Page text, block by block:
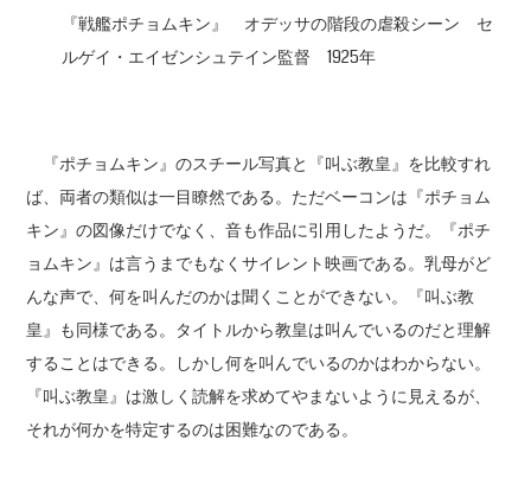
『戦艦ポチョムキン』 オデッサの階段の虐殺シーン セ
ルゲイ・エイゼンシュテイン監督 1925年
『ポチョムキン』のスチール写真と『叫ぶ教皇』を比較すれ
ば、両者の類似は一目瞭然である。ただベーコンは『ポチョム
キン』の図像だけでなく、音も作品に引用したようだ。『ポチ
ョムキン』は言うまでもなくサイレント映画である。乳母がど
んな声で、何を叫んだのかは聞くことができない。『叫ぶ教
皇』も同様である。タイトルから教皇は叫んでいるのだと理解
することはできる。しかし何を叫んでいるのかはわからない。
『叫ぶ教皇』は激しく読解を求めてやまないように見えるが、
それが何かを特定するのは困難なのである。